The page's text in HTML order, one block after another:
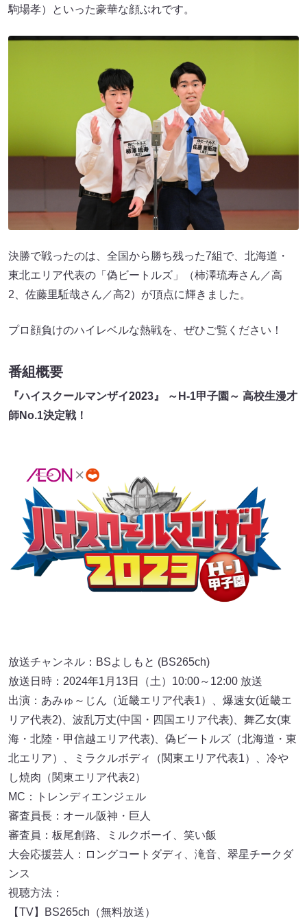
駒場孝）といった豪華な顔ぶれです。
決勝で戦ったのは、全国から勝ち残った7組で、北海道・
東北エリア代表の「偽ビートルズ」（柿澤琉寿さん／高
2、佐藤里駈哉さん／高2）が頂点に輝きました。
プロ顔負けのハイレベルな熱戦を、ぜひご覧ください！
番組概要
『ハイスクールマンザイ2023』 ～H-1甲子園～ 高校生漫才
師No.1決定戦！
放送チャンネル：BSよしもと (BS265ch)
放送日時：2024年1月13日（土）10:00～12:00 放送
出演：あみゅ～じん（近畿エリア代表1）、爆速女(近畿エ
リア代表2)、波乱万丈(中国・四国エリア代表)、舞乙女(東
海・北陸・甲信越エリア代表)、偽ビートルズ（北海道・東
北エリア）、ミラクルボディ（関東エリア代表1）、冷や
し焼肉（関東エリア代表2）
MC：トレンディエンジェル
審査員長：オール阪神・巨人
審査員：板尾創路、ミルクボーイ、笑い飯
大会応援芸人：ロングコートダディ、滝音、翠星チークダ
ンス
視聴方法：
【TV】BS265ch（無料放送）